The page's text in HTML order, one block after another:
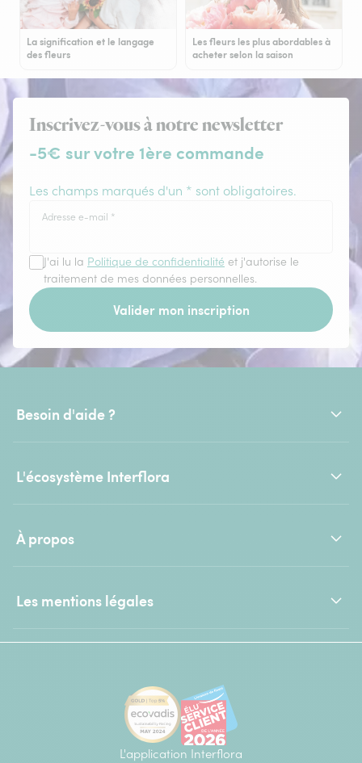
La signification et le langage
des fleurs
Les fleurs les plus abordables à
acheter selon la saison
Inscrivez-vous à notre newsletter
-5€ sur votre 1ère commande
Les champs marqués d'un * sont obligatoires.
Adresse e-mail *
J'ai lu la Politique de confidentialité et j'autorise le
traitement de mes données personnelles.
Valider mon inscription
Besoin d'aide ?
L'écosystème Interflora
À propos
Les mentions légales
L'application Interflora